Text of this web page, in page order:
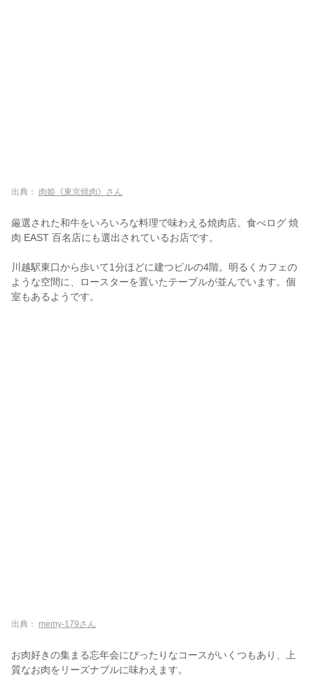
出典： 肉姫《東京焼肉》さん
厳選された和牛をいろいろな料理で味わえる焼肉店。食べログ 焼
肉 EAST 百名店にも選出されているお店です。
川越駅東口から歩いて1分ほどに建つビルの4階。明るくカフェの
ような空間に、ロースターを置いたテーブルが並んでいます。個
室もあるようです。
出典： memy-179さん
お肉好きの集まる忘年会にぴったりなコースがいくつもあり、上
質なお肉をリーズナブルに味わえます。